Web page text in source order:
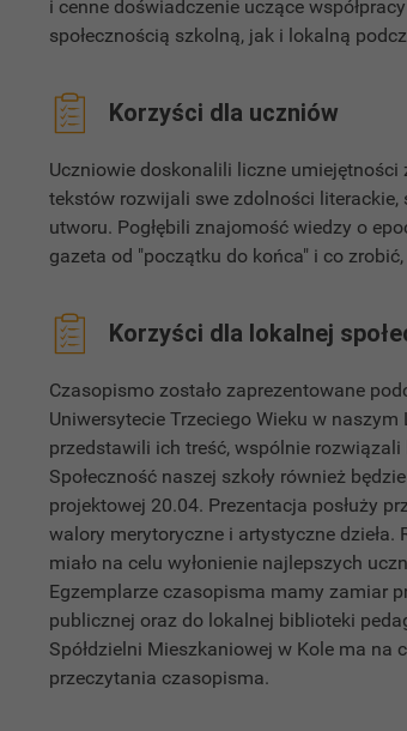
i cenne doświadczenie uczące
społecznością szkolną, jak i lokalną
Korzyści dla uczniów
Uczniowie doskonalili liczne
tekstów rozwijali swe zdolności
utworu. Pogłębili znajomość wiedzy o
gazeta od "początku do końca" i co
Korzyści dla lokalnej
Czasopismo zostało zaprezentowane
Uniwersytecie Trzeciego Wieku w
przedstawili ich treść, wspólnie
Społeczność naszej szkoły również
projektowej 20.04. Prezentacja posłuży
walory merytoryczne i artystyczne
miało na celu wyłonienie najlepszych
Egzemplarze czasopisma mamy zamiar
publicznej oraz do lokalnej biblioteki
Spółdzielni Mieszkaniowej w Kole ma
przeczytania czasopisma.